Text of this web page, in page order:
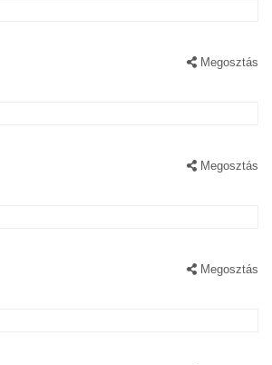
Megosztás
Megosztás
Megosztás